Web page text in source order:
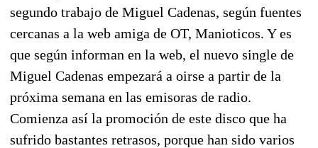
segundo trabajo de Miguel Cadenas, según fuentes
cercanas a la web amiga de OT, Manioticos. Y es
que según informan en la web, el nuevo single de
Miguel Cadenas empezará a oirse a partir de la
próxima semana en las emisoras de radio.
Comienza así la promoción de este disco que ha
sufrido bastantes retrasos, porque han sido varios